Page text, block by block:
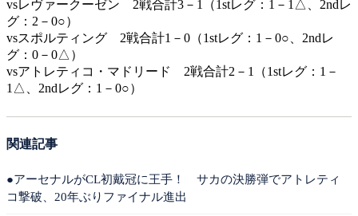
vsレヴァークーゼン 2戦合計3－1（1stレグ：1－1△、2ndレ
グ：2－0○）
vsスポルティング 2戦合計1－0（1stレグ：1－0○、2ndレ
グ：0－0△）
vsアトレティコ・マドリード 2戦合計2－1（1stレグ：1－
1△、2ndレグ：1－0○）
関連記事
●アーセナルがCL初戴冠に王手！ サカの決勝弾でアトレティ
コ撃破、20年ぶりファイナル進出